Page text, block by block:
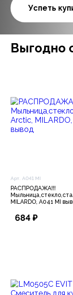
Успеть
Выгодно
Арт. A041 MI
РАСПРОДАЖА!!!
MILARDO, A041 MI
684 ₽